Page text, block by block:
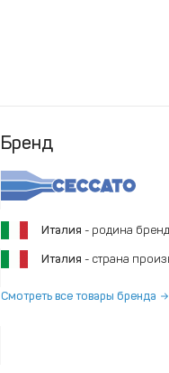
Бренд
Италия - родина
Италия - страна
Смотреть все товары бренда